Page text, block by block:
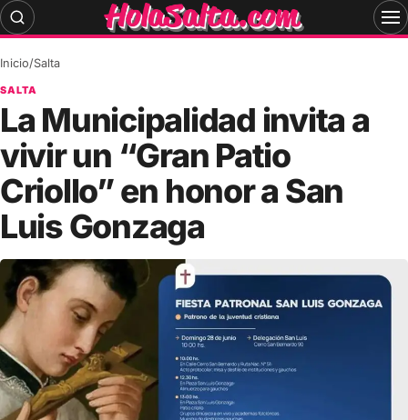
Skip
to
Inicio/Salta
SALTA
La Municipalidad invita a
vivir un “Gran Patio
Criollo” en honor a San
Luis Gonzaga